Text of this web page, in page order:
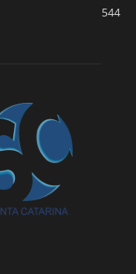
544